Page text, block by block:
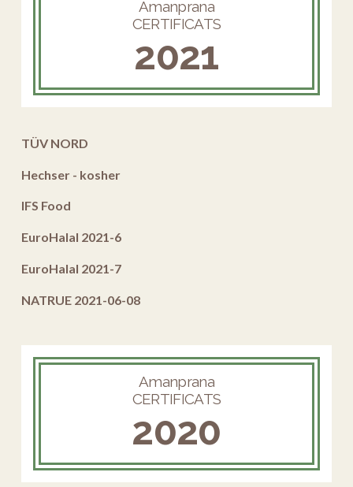
Amanprana
CERTIFICATS
2021
TÜV NORD
Hechser - kosher
IFS Food
EuroHalal 2021-6
EuroHalal 2021-7
NATRUE 2021-06-08
Amanprana
CERTIFICATS
2020